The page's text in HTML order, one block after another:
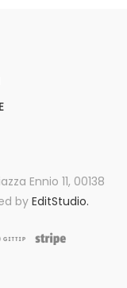
Ennio 11, 00138
by EditStudio.